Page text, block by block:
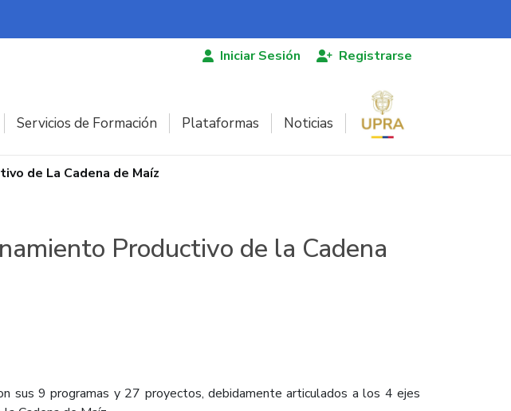
Iniciar Sesión Registrarse
Servicios de Formación Plataformas Noticias
de La Cadena de Maíz
Productivo de la Cadena
sus 9 programas y 27 proyectos, debidamente articulados a los 4 ejes